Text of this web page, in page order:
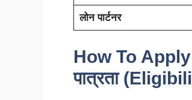
लोन पार्टनर
How To
पात्रता